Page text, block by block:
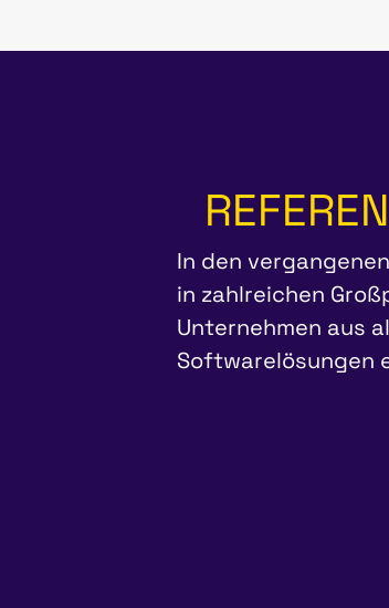
In den
in zahlreichen
Unternehmen aus
Softwarelösungen